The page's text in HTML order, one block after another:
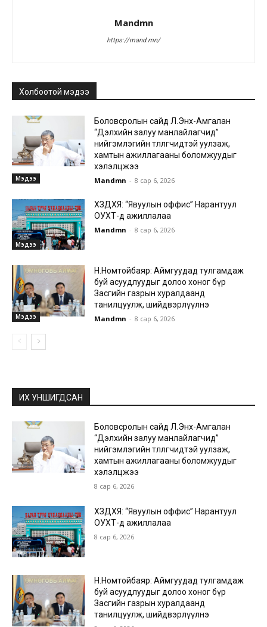
Mandmn
https://mand.mn/
Холбоотой мэдээ
Мэдээ
Боловсролын сайд Л.Энх-Амгалан
“Дэлхийн залуу манлайлагчид”
нийгэмлэгийн төлөөлөгчидтэй уулзаж,
хамтын ажиллагааны боломжуудыг
хэлэлцжээ
Mandmn - 8 сар 6, 2026
Мэдээ
ХЗДХЯ: “Явуулын оффис” Нарантуул
ОУХТ-д ажиллалаа
Mandmn - 8 сар 6, 2026
Мэдээ
Н.Номтойбаяр: Аймгуудад тулгамдаж
буй асуудлуудыг долоо хоног бүр
Засгийн газрын хуралдаанд
танилцуулж, шийдвэрлүүлнэ
Mandmn - 8 сар 6, 2026
ИХ УНШИГДСАН
Боловсролын сайд Л.Энх-Амгалан
“Дэлхийн залуу манлайлагчид”
нийгэмлэгийн төлөөлөгчидтэй уулзаж,
хамтын ажиллагааны боломжуудыг
хэлэлцжээ
8 сар 6, 2026
ХЗДХЯ: “Явуулын оффис” Нарантуул
ОУХТ-д ажиллалаа
8 сар 6, 2026
Н.Номтойбаяр: Аймгуудад тулгамдаж
буй асуудлуудыг долоо хоног бүр
Засгийн газрын хуралдаанд
танилцуулж, шийдвэрлүүлнэ